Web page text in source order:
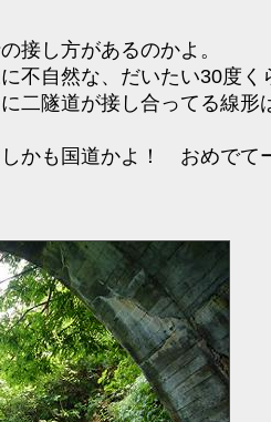
接し方があるのかよ。
不自然な、だいたい30度く
二隧道が接し合ってる線形
かも国道かよ！ おめでて